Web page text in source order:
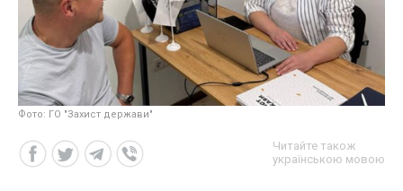
Фото: ГО "Захист держави"
Читайте також
українською мовою